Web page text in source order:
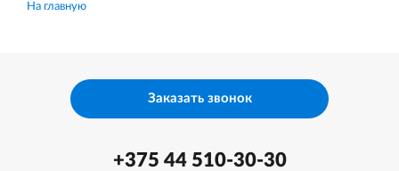
На главную
+375 44 510-30-30
Заказать звонок